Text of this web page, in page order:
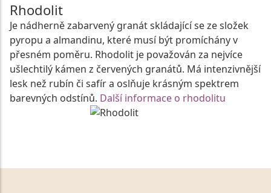
Rhodolit
Je nádherně zabarvený granát skládající se ze složek
pyropu a almandinu, které musí být promíchány v
přesném poměru. Rhodolit je považován za nejvíce
ušlechtilý kámen z červených granátů. Má intenzivnější
lesk než rubín či safír a oslňuje krásným spektrem
barevných odstínů. Další informace o rhodolitu